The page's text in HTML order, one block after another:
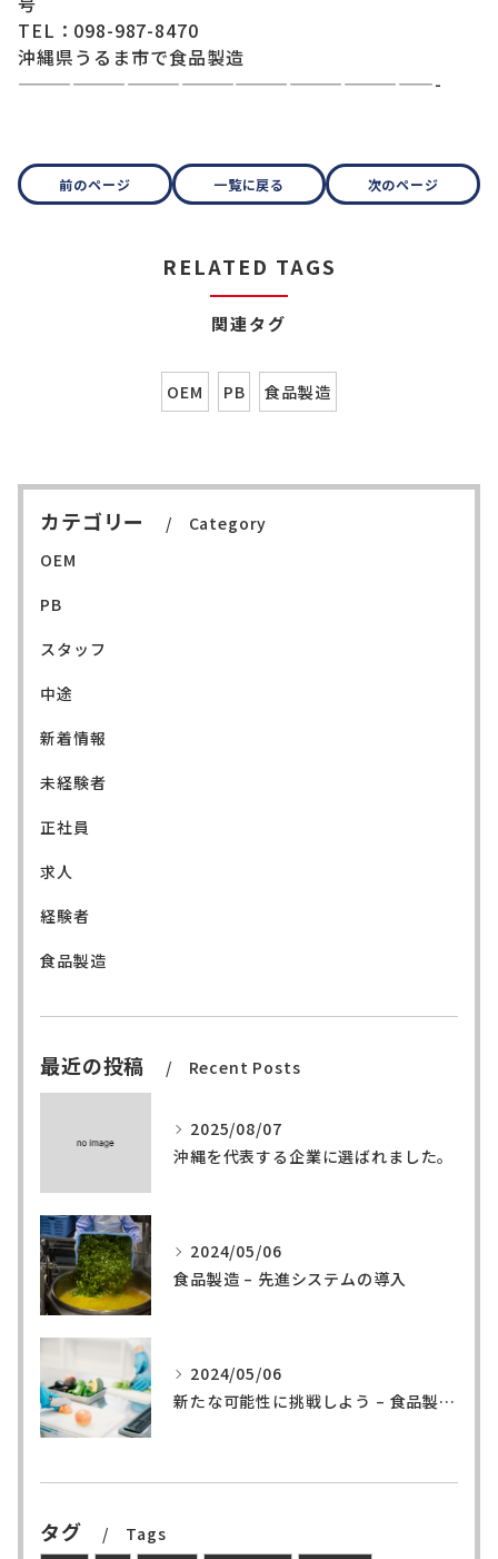
TEL：098-987-8470
沖縄県うるま市で食品製造
———————————————————————-
前のページ 一覧に戻る 次のページ
RELATED TAGS
関連タグ
OEM PB 食品製造
カテゴリー
Category
OEM
PB
スタッフ
中途
新着情報
未経験者
正社員
求人
経験者
食品製造
最近の投稿 Recent Posts
2025/08/07
沖縄を代表する企業に選ばれました。
2024/05/06
食品製造 – 先進システムの導入
2024/05/06
新たな可能性に挑戦しよう – 食品製造の世界へ
タグ Tags